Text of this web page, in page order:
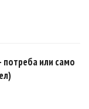
или само